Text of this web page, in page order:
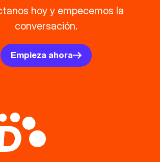
hoy y empecemos la
conversación.
Empieza ahora